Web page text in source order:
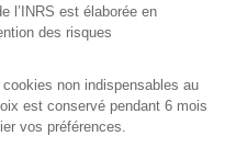
du
NOUS ?
SITE
COOKIES
ET TRACEURS